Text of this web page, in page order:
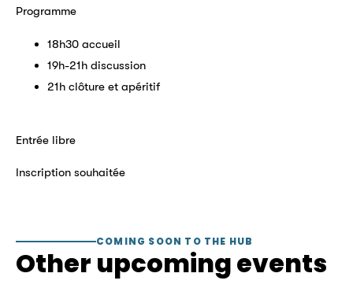
Programme
18h30 accueil
19h-21h discussion
21h clôture et apéritif
Entrée libre
Inscription souhaitée
COMING SOON TO THE HUB
Other upcoming events